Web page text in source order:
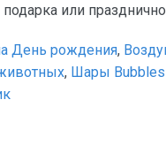
или
День рождения,
, Шары